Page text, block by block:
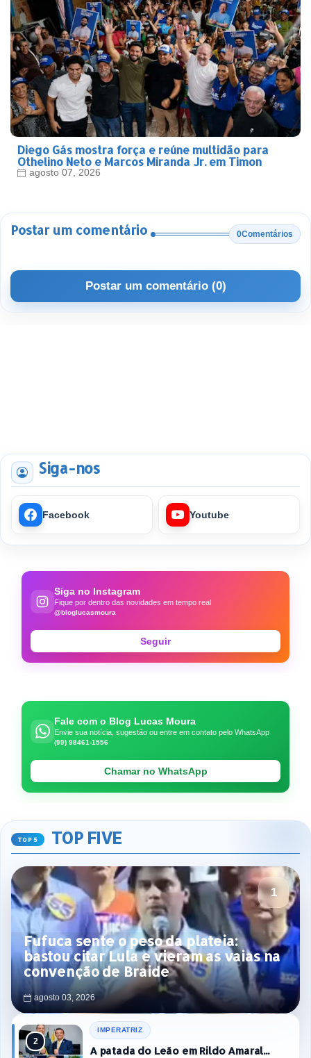
Diego Gás mostra força e reúne multidão para
Othelino Neto e Marcos Miranda Jr. em Timon
agosto 07, 2026
Postar um comentário 0Comentários
Postar um comentário (0)
Siga-nos
Facebook Youtube
Siga no Instagram
Fique por dentro das novidades em tempo real
@bloglucasmoura
Seguir
Fale com o Blog Lucas Moura
Envie sua notícia, sugestão ou entre em contato pelo WhatsApp
(99) 98461-1556
Chamar no WhatsApp
TOP FIVE
Fufuca sente o peso da plateia:
bastou citar Lula e vieram as vaias na
convenção de Braide
agosto 03, 2026
IMPERATRIZ
A patada do Leão em Rildo Amaral...